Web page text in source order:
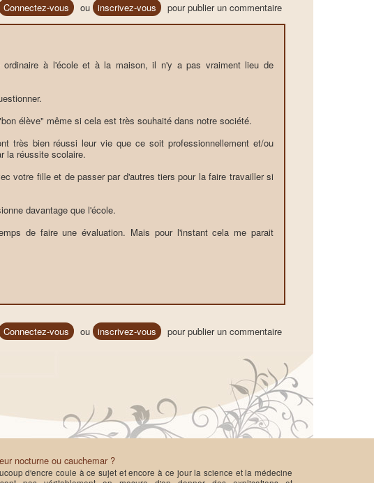
Connectez-vous ou inscrivez-vous pour publier un commentaire
à l'école et à la maison, il n'y a pas vraiment lieu de
élève" même si cela est très souhaité dans notre société.
très bien réussi leur vie que ce soit professionnellement et/ou
la réussite scolaire.
votre fille et de passer par d'autres tiers pour la faire travailler si
davantage que l'école.
de faire une évaluation. Mais pour l'instant cela me parait
Connectez-vous ou inscrivez-vous pour publier un commentaire
nocturne ou cauchemar ?
d'encre coule à ce sujet et encore à ce jour la science et la médecine